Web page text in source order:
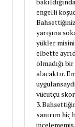
engelli
yarışına
yükler
elbette
olmadığı
alacaktır.
vücutçu
3.
sanırım hiç